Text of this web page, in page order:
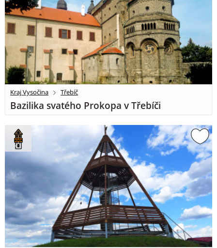
Kraj Vysočina Třebíč
Bazilika svatého Prokopa v Třebíči